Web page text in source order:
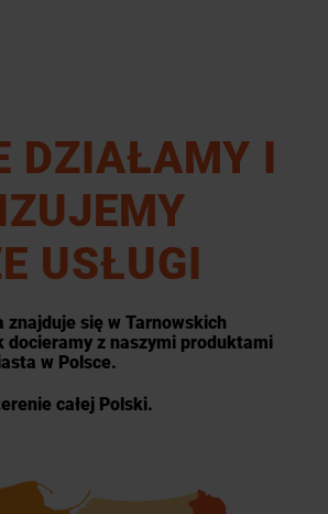
DZIAŁAMY I
USŁUGI
znajduje się w Tarnowskich
docieramy z naszymi produktami
w Polsce.
całej Polski.